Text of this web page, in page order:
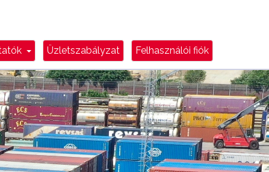
Dropdown Toggle
Üzletszabályzat Felhasználói fiók